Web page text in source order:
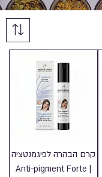
קרם הבהרה לפיגמנטציה
| Anti-pigment Forte